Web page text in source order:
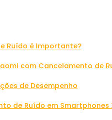
Ruído é Importante?
com Cancelamento de
de Desempenho
de Ruído em Smartphones